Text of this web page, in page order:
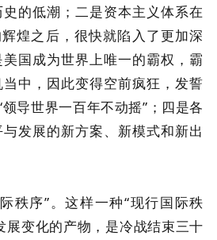
的低潮；二是资本主义体系在
煌之后，很快就陷入了更加深
国成为世界上唯一的霸权，霸
中，因此变得空前疯狂，发誓
导世界一百年不动摇”；四是各
发展的新方案、新模式和新出
秩序”。这样一种“现行国际秩
展变化的产物，是冷战结束三十